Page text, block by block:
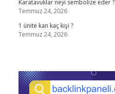
Karatavuklar neyi sembolize eder ?
Temmuz 24, 2026
1 ünite kan kaç kişi ?
Temmuz 24, 2026